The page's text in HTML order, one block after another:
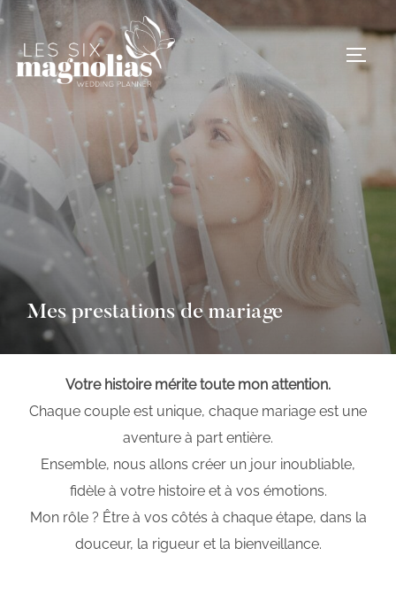
Aller
contenu
Mes prestations de mariage
Votre histoire mérite toute mon attention.
Chaque couple est unique, chaque mariage est une
aventure à part entière.
Ensemble, nous allons créer un jour inoubliable,
fidèle à votre histoire et à vos émotions.
Mon rôle ? Être à vos côtés à chaque étape, dans la
douceur, la rigueur et la bienveillance.